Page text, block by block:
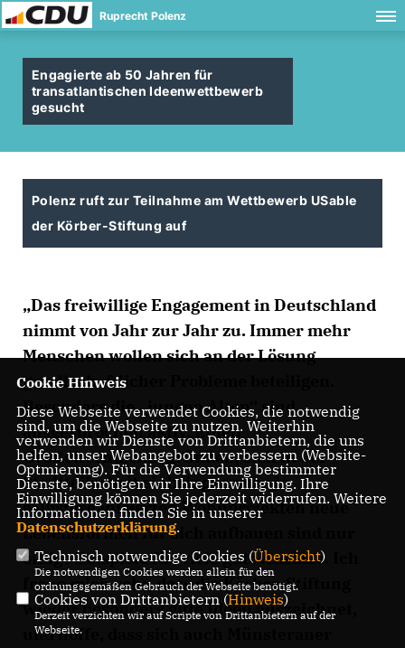
Ruprecht Polenz
Engagierte ab 50 Jahren für
transatlantischen Ideenwettbewerb
gesucht
Polenz ruft zur Teilnahme am Wettbewerb USable
der Körber-Stiftung auf
Das freiwillige Engagement in Deutschland
nimmt von Jahr zur Jahr zu. Immer mehr
Menschen wollen sich an der Lösung
gesellschaftlicher Probleme beteiligen.
Besonders die „jungen Alten“ sind
ausgesprochen aktiv. Einen
Großelterndienst gründen, sich in der
Stadtteilarbeit einbringen oder in
selbstorganisierten Wohnprojekten neue
Lebensformen für sich aufbauen sind nur
einige Beispiele für viele gute Ansätze. Ich
freue mich sehr, dass die Körber-Stiftung
wieder besonders gute Ideen auszeichnet,
und hoffe, dass sich auch Münsteraner
Cookie Hinweis
Diese Webseite verwendet Cookies, die notwendig
sind, um die Webseite zu nutzen. Weiterhin
verwenden wir Dienste von Drittanbietern, die uns
helfen, unser Webangebot zu verbessern (Website-
Optmierung). Für die Verwendung bestimmter
Dienste, benötigen wir Ihre Einwilligung. Ihre
Einwilligung können Sie jederzeit widerrufen. Weitere
Informationen finden Sie in unserer
Datenschutzerklärung.
Technisch notwendige Cookies (Übersicht)
Die notwendigen Cookies werden allein für den
ordnungsgemäßen Gebrauch der Webseite benötigt.
Cookies von Drittanbietern (Hinweis)
Derzeit verzichten wir auf Scripte von Drittanbietern auf der
Webseite.